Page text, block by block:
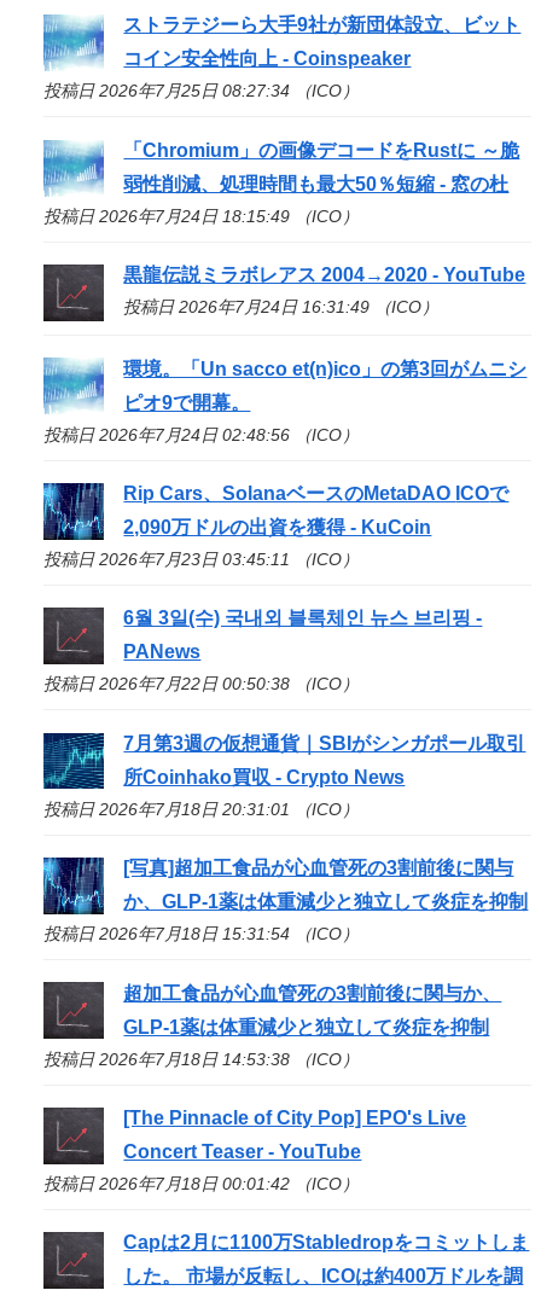
ストラテジーら大手9社が新団体設立、ビット
コイン安全性向上 - Coinspeaker
投稿日 2026年7月25日 08:27:34 （ICO）
「Chromium」の画像デコードをRustに ～脆
弱性削減、処理時間も最大50％短縮 - 窓の杜
投稿日 2026年7月24日 18:15:49 （ICO）
黒龍伝説ミラボレアス 2004→2020 - YouTube
投稿日 2026年7月24日 16:31:49 （ICO）
環境。「Un sacco et(n)ico 」の第3回がムニシ
ピオ9で開幕。
投稿日 2026年7月24日 02:48:56 （ICO）
Rip Cars、SolanaベースのMetaDAO ICOで
2,090万ドルの出資を獲得 - KuCoin
投稿日 2026年7月23日 03:45:11 （ICO）
6월 3일(수) 국내외 블록체인 뉴스 브리핑 -
PANews
投稿日 2026年7月22日 00:50:38 （ICO）
7月第3週の仮想通貨｜SBIがシンガポール取引
所Coinhako買収 - Crypto News
投稿日 2026年7月18日 20:31:01 （ICO）
[写真]超加工食品が心血管死の3割前後に関与
か、GLP-1薬は体重減少と独立して炎症を抑制
投稿日 2026年7月18日 15:31:54 （ICO）
超加工食品が心血管死の3割前後に関与か、
GLP-1薬は体重減少と独立して炎症を抑制
投稿日 2026年7月18日 14:53:38 （ICO）
[The Pinnacle of City Pop] EPO's Live
Concert Teaser - YouTube
投稿日 2026年7月18日 00:01:42 （ICO）
Capは2月に1100万Stabledropをコミットしま
した。 市場が反転し、
ICOは約400万ドルを調